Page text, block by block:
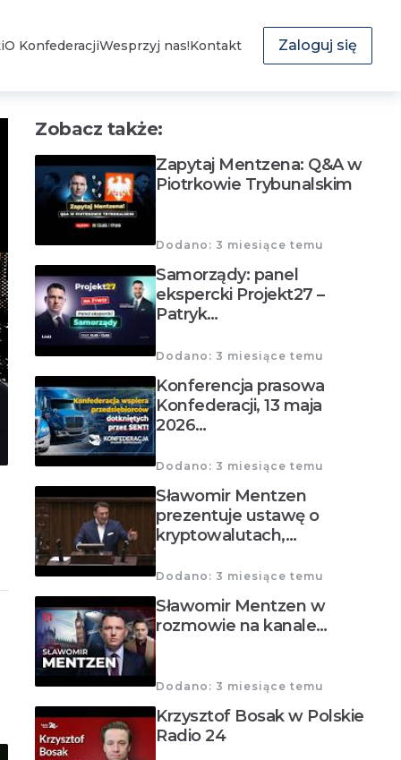
O KonfederacjiWesprzyj nas!Kontakt Zaloguj się
Zobacz także:
Zapytaj Mentzena: Q&A w
Piotrkowie Trybunalskim
Dodano: 3 miesiące temu
Samorządy: panel
ekspercki Projekt27 –
Patryk…
Dodano: 3 miesiące temu
Konferencja prasowa
Konfederacji, 13 maja
2026…
Dodano: 3 miesiące temu
Sławomir Mentzen
prezentuje ustawę o
kryptowalutach,…
Dodano: 3 miesiące temu
Sławomir Mentzen w
rozmowie na kanale…
Dodano: 3 miesiące temu
Krzysztof Bosak w Polskie
Radio 24